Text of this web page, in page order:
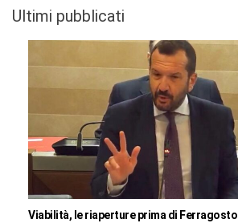
Ultimi pubblicati
Viabilità, le riaperture prima di Ferragosto